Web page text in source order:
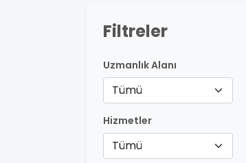
Filtreler
Uzmanlık Alanı
Tümü
Hizmetler
Tümü